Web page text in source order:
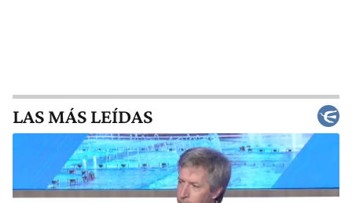
LAS MÁS LEÍDAS